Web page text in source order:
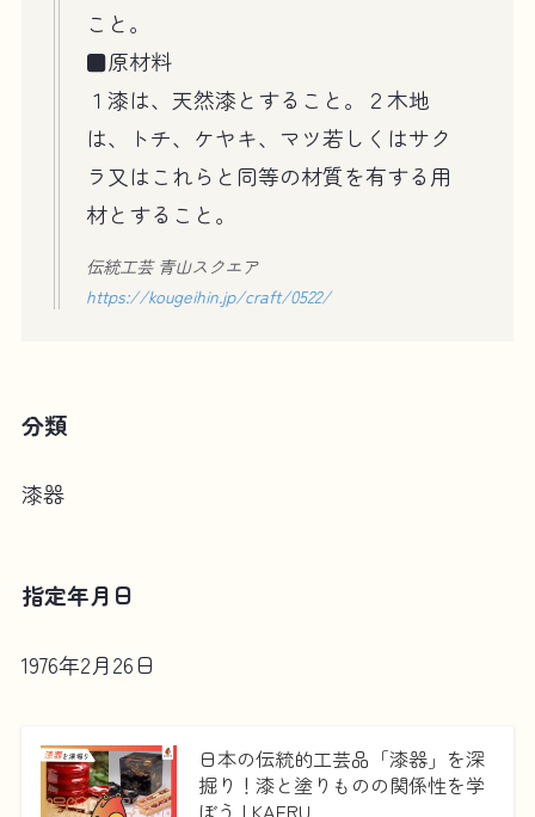
こと。
■原材料
１漆は、天然漆とすること。２木地
は、トチ、ケヤキ、マツ若しくはサク
ラ又はこれらと同等の材質を有する用
材とすること。
伝統工芸 青山スクエア
https://kougeihin.jp/craft/0522/
分類
漆器
指定年月日
1976年2月26日
日本の伝統的工芸品「漆器」を深
掘り！漆と塗りものの関係性を学
ぼう | KAERU